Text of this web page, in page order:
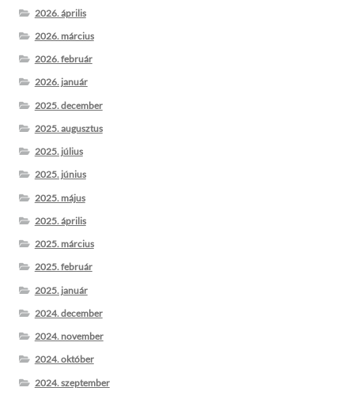
2026. április
2026. március
2026. február
2026. január
2025. december
2025. augusztus
2025. július
2025. június
2025. május
2025. április
2025. március
2025. február
2025. január
2024. december
2024. november
2024. október
2024. szeptember